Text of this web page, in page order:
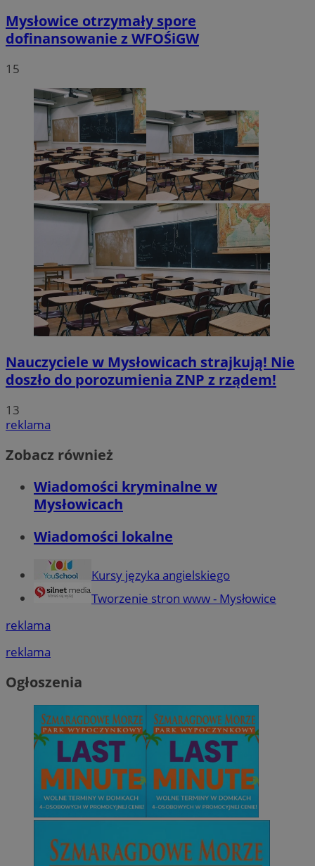
Mysłowice otrzymały spore
dofinansowanie z WFOŚiGW
15
Nauczyciele w Mysłowicach strajkują! Nie
doszło do porozumienia ZNP z rządem!
13
reklama
Zobacz również
Wiadomości kryminalne w
Mysłowicach
Wiadomości lokalne
Kursy języka angielskiego
Tworzenie stron www - Mysłowice
reklama
reklama
Ogłoszenia